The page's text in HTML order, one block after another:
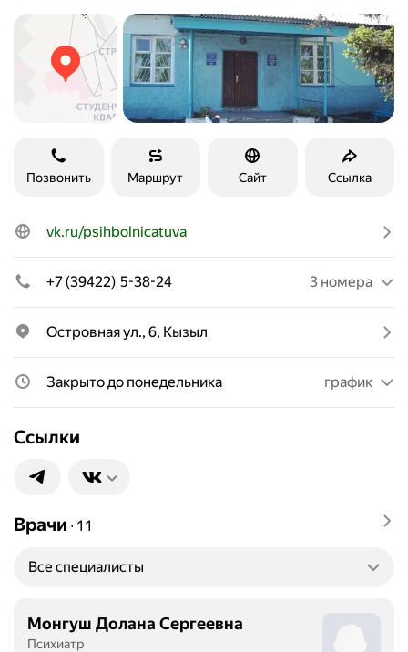
Позвонить Маршрут Сайт Ссылка
vk.ru/psihbolnicatuva
+7 (39422) 5-38-24 3 номера
Островная ул., 6, Кызыл
Закрыто до понедельника график
Ссылки
Врачи ∙ 11
Все специалисты
Монгуш Долана Сергеевна
Психиатр